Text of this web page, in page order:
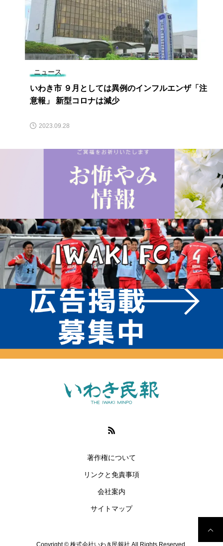
ニュース
いわき市 ９月としては異例のインフルエンザ「注
意報」 新型コロナは減少
2023.09.28
著作権について
リンクと免責事項
会社案内
サイトマップ